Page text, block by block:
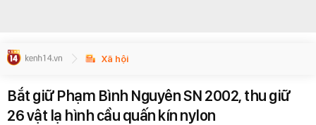
Xã hội
Bắt giữ Phạm Bình Nguyên SN 2002, thu giữ
26 vật lạ hình cầu quấn kín nylon